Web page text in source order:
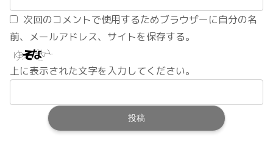
次回のコメントで使用するためブラウザーに自分の名
前、メールアドレス、サイトを保存する。
上に表示された文字を入力してください。